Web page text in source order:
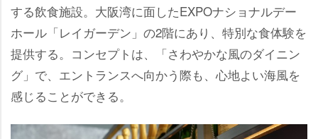
する飲食施設。大阪湾に面したEXPOナショナルデー
ホール「レイガーデン」の2階にあり、特別な食体験を
提供する。コンセプトは、「さわやかな風のダイニン
グ」で、エントランスへ向かう際も、心地よい海風を
感じることができる。